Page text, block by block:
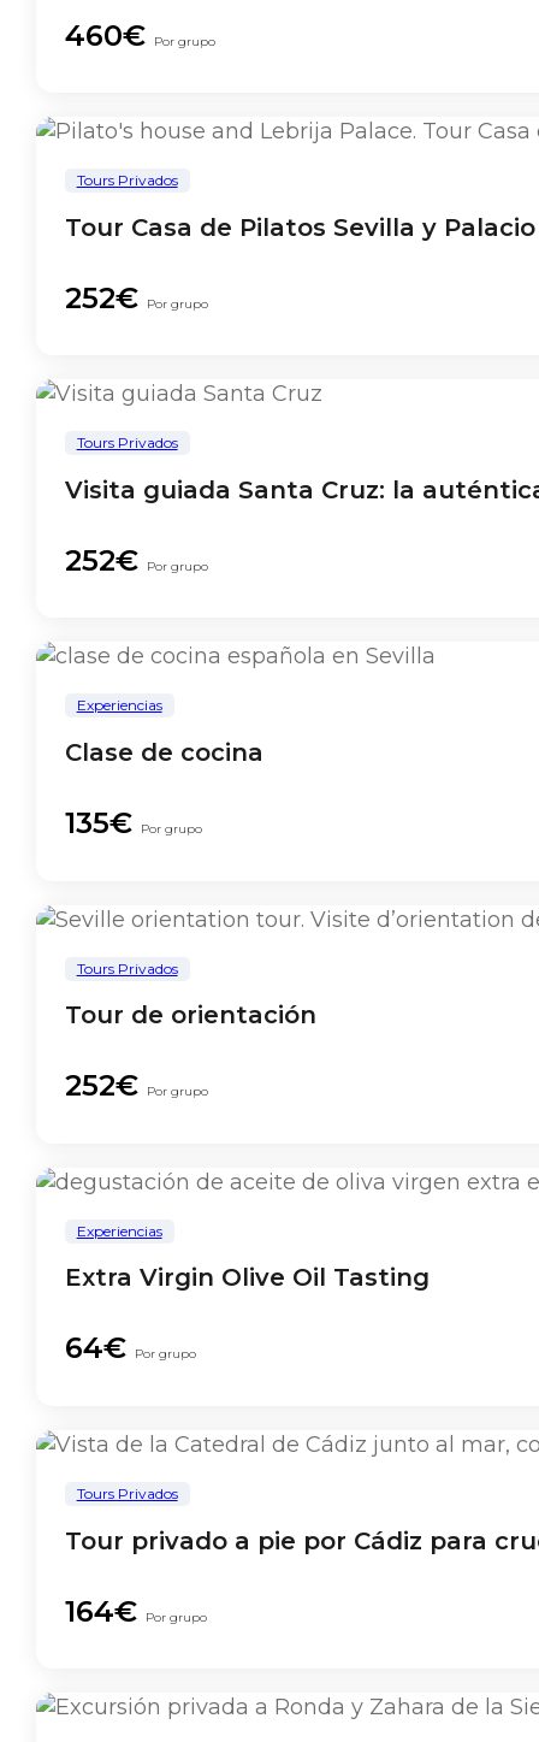
460€ Por grupo
Tours Privados
Tour Casa de Pilatos Sevilla y
252€ Por grupo
Tours Privados
Visita guiada Santa Cruz: la
252€ Por grupo
Experiencias
Clase de cocina
135€ Por grupo
Tours Privados
Tour de orientación
252€ Por grupo
Experiencias
Extra Virgin Olive Oil Tasting
64€ Por grupo
Tours Privados
Tour privado a pie por Cádiz para
164€ Por grupo